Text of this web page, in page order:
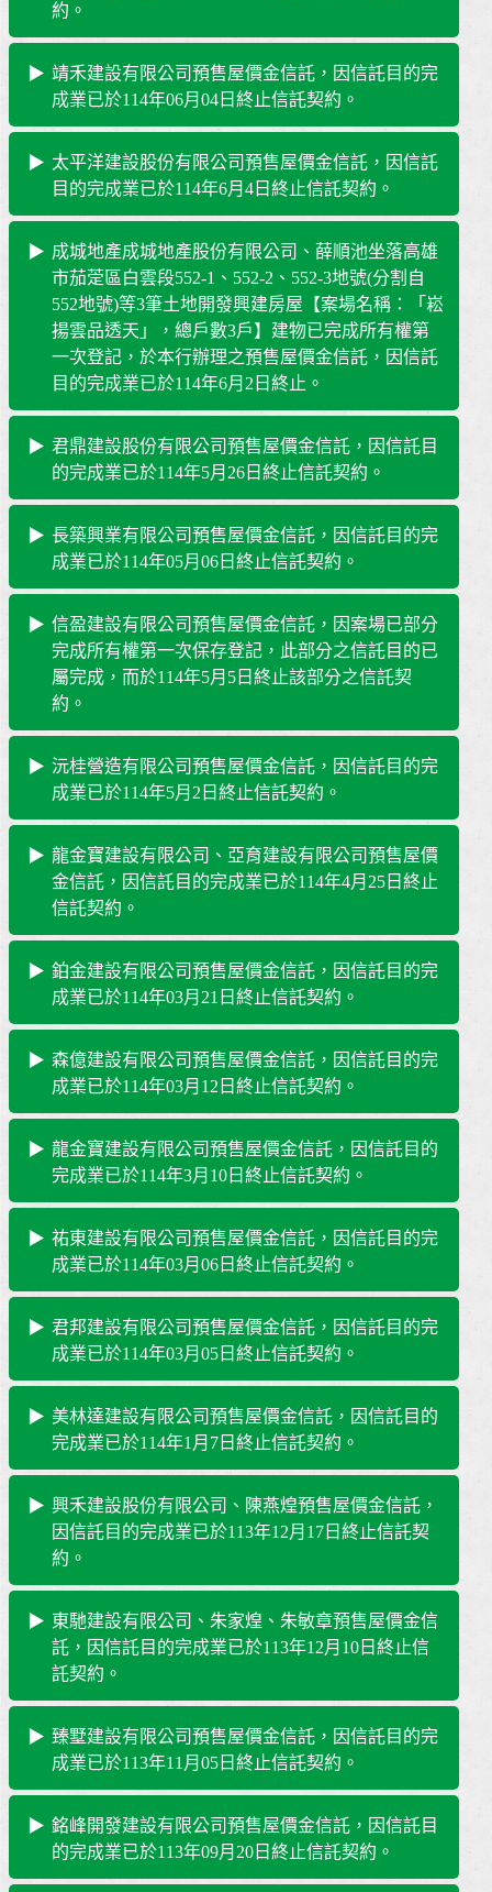
約。
靖禾建設有限公司預售屋價金信託，因信託目的完
成業已於114年06月04日終止信託契約。
太平洋建設股份有限公司預售屋價金信託，因信託
目的完成業已於114年6月4日終止信託契約。
成城地產成城地產股份有限公司、薛順池坐落高雄
市茄萣區白雲段552-1、552-2、552-3地號(分割自
552地號)等3筆土地開發興建房屋【案場名稱：「崧
揚雲品透天」，總戶數3戶】建物已完成所有權第
一次登記，於本行辦理之預售屋價金信託，因信託
目的完成業已於114年6月2日終止。
君鼎建設股份有限公司預售屋價金信託，因信託目
的完成業已於114年5月26日終止信託契約。
長築興業有限公司預售屋價金信託，因信託目的完
成業已於114年05月06日終止信託契約。
信盈建設有限公司預售屋價金信託，因案場已部分
完成所有權第一次保存登記，此部分之信託目的已
屬完成，而於114年5月5日終止該部分之信託契
約。
沅桂營造有限公司預售屋價金信託，因信託目的完
成業已於114年5月2日終止信託契約。
龍金寶建設有限公司、亞育建設有限公司預售屋價
金信託，因信託目的完成業已於114年4月25日終止
信託契約。
鉑金建設有限公司預售屋價金信託，因信託目的完
成業已於114年03月21日終止信託契約。
森億建設有限公司預售屋價金信託，因信託目的完
成業已於114年03月12日終止信託契約。
龍金寶建設有限公司預售屋價金信託，因信託目的
完成業已於114年3月10日終止信託契約。
祐東建設有限公司預售屋價金信託，因信託目的完
成業已於114年03月06日終止信託契約。
君邦建設有限公司預售屋價金信託，因信託目的完
成業已於114年03月05日終止信託契約。
美林達建設有限公司預售屋價金信託，因信託目的
完成業已於114年1月7日終止信託契約。
興禾建設股份有限公司、陳燕煌預售屋價金信託，
因信託目的完成業已於113年12月17日終止信託契
約。
東馳建設有限公司、朱家煌、朱敏章預售屋價金信
託，因信託目的完成業已於113年12月10日終止信
託契約。
臻墅建設有限公司預售屋價金信託，因信託目的完
成業已於113年11月05日終止信託契約。
銘峰開發建設有限公司預售屋價金信託，因信託目
的完成業已於113年09月20日終止信託契約。